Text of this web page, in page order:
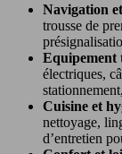
Navigation
trousse de
Equipement
électriques,
Cuisine et
nettoyage,
d’entretien